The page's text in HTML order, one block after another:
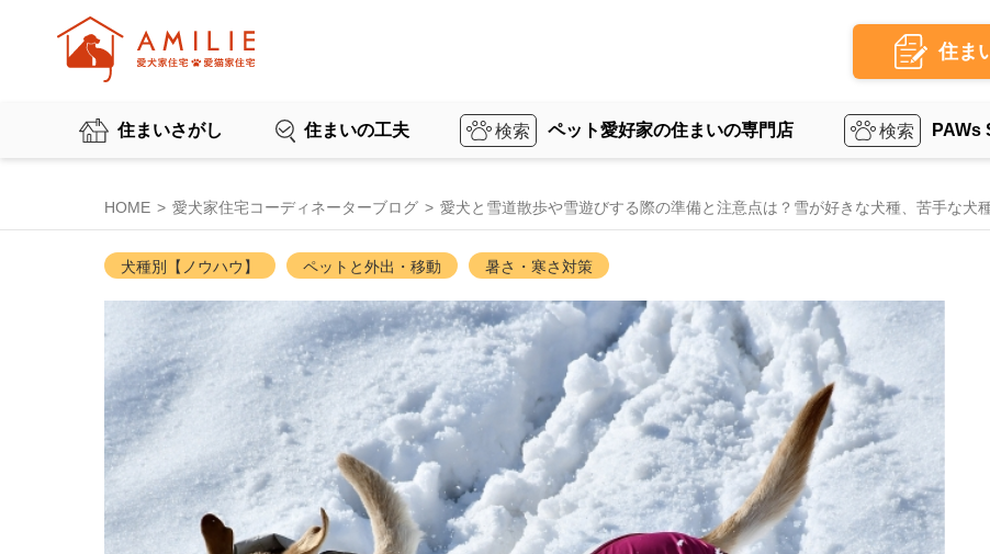
住ま
住まいさがし 住まいの工夫 ペット愛好家の住まいの専門店 PAWs
HOME 愛犬家住宅コーディネーターブログ 愛犬と雪道散歩や雪遊びする際の準備と注意点は？雪が好きな犬種、苦手な犬
犬種別【ノウハウ】 ペットと外出・移動 暑さ・寒さ対策